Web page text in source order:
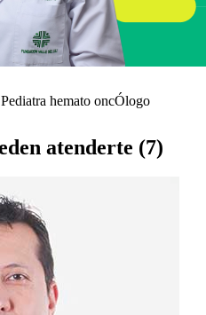
Pediatra hemato oncÓlogo
atenderte (7)